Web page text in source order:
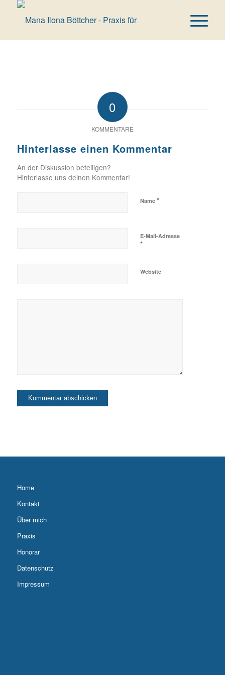
0
KOMMENTARE
Hinterlasse einen Kommentar
An der Diskussion beteiligen?
Hinterlasse uns deinen Kommentar!
Name *
E-Mail-Adresse
*
Website
Home
Kontakt
Über mich
Praxis
Honorar
Datenschutz
Impressum